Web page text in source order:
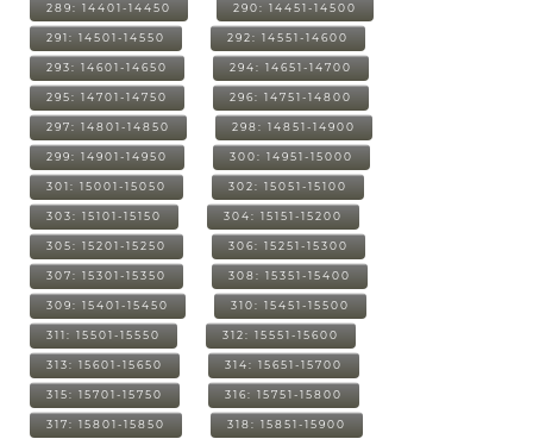
289: 14401-14450 290: 14451-14500
291: 14501-14550 292: 14551-14600
293: 14601-14650 294: 14651-14700
295: 14701-14750 296: 14751-14800
297: 14801-14850 298: 14851-14900
299: 14901-14950 300: 14951-15000
301: 15001-15050 302: 15051-15100
303: 15101-15150 304: 15151-15200
305: 15201-15250 306: 15251-15300
307: 15301-15350 308: 15351-15400
309: 15401-15450 310: 15451-15500
311: 15501-15550 312: 15551-15600
313: 15601-15650 314: 15651-15700
315: 15701-15750 316: 15751-15800
317: 15801-15850 318: 15851-15900